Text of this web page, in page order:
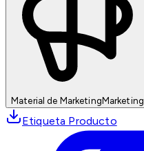
Material de MarketingMarketing
Etiqueta Producto